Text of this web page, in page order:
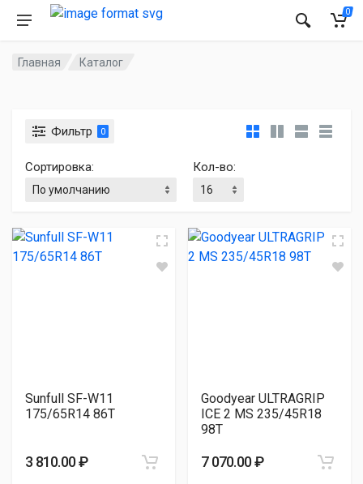
0
Главная Каталог
Фильтр 0
Сортировка: Кол-во:
Sunfull SF-W11
175/65R14 86T
3 810.00 ₽
Goodyear ULTRAGRIP
ICE 2 MS 235/45R18
98T
7 070.00 ₽